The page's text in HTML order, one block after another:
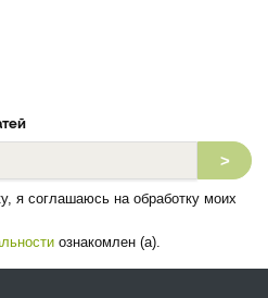
>
я соглашаюсь на обработку моих
ознакомлен (а).